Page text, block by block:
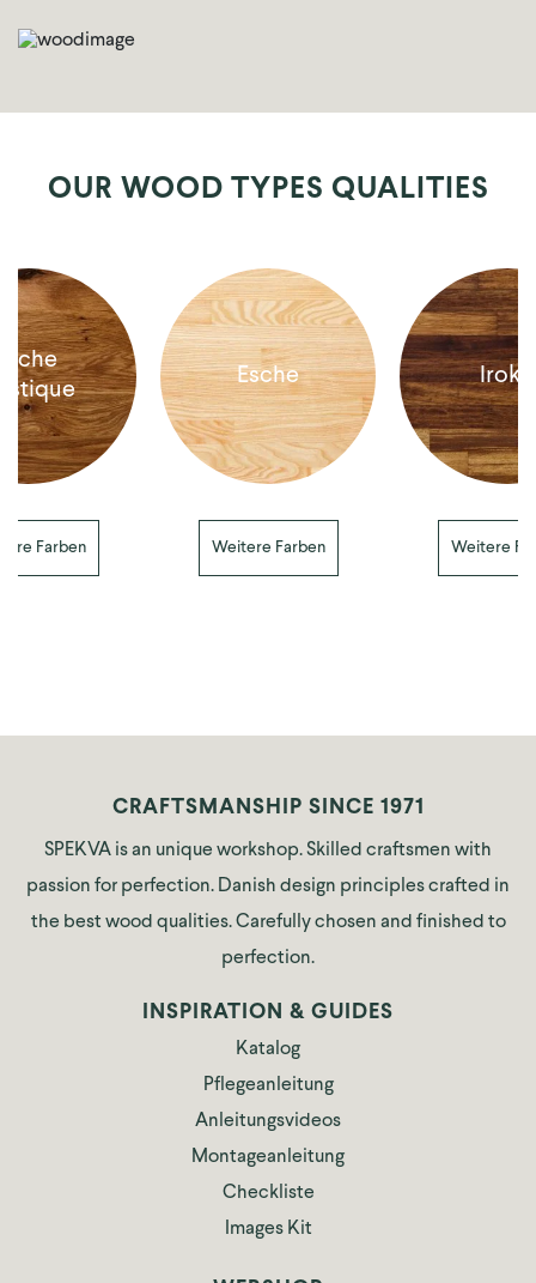
OUR WOOD TYPES QUALITIES
Eiche
Farben
Esche
Weitere Farben
Iroko
Weitere
CRAFTSMANSHIP SINCE 1971
SPEKVA is an unique workshop. Skilled craftsmen with
passion for perfection. Danish design principles crafted in
the best wood qualities. Carefully chosen and finished to
perfection.
INSPIRATION & GUIDES
Katalog
Pflegeanleitung
Anleitungsvideos
Montageanleitung
Checkliste
Images Kit